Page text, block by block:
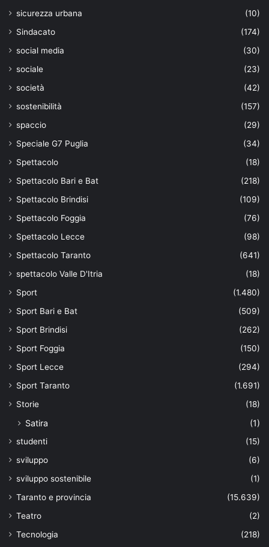
sicurezza urbana
(10)
Sindacato
(174)
social media
(30)
sociale
(23)
società
(42)
sostenibilità
(157)
spaccio
(29)
Speciale G7 Puglia
(34)
Spettacolo
(18)
Spettacolo Bari e Bat
(218)
Spettacolo Brindisi
(109)
Spettacolo Foggia
(76)
Spettacolo Lecce
(98)
Spettacolo Taranto
(641)
spettacolo Valle D'Itria
(18)
Sport
(1.480)
Sport Bari e Bat
(509)
Sport Brindisi
(262)
Sport Foggia
(150)
Sport Lecce
(294)
Sport Taranto
(1.691)
Storie
(18)
Satira (1)
studenti
(15)
sviluppo
(6)
sviluppo sostenibile
(1)
Taranto e provincia
(15.639)
Teatro
(2)
Tecnologia
(218)